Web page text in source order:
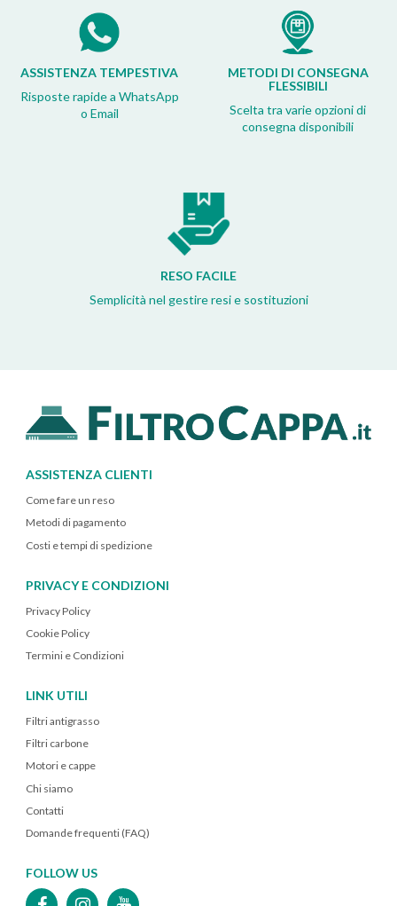
ASSISTENZA TEMPESTIVA
Risposte rapide a WhatsApp
o Email
METODI DI CONSEGNA
FLESSIBILI
Scelta tra varie opzioni di
consegna disponibili
RESO FACILE
Semplicità nel gestire resi e sostituzioni
ASSISTENZA CLIENTI
Come fare un reso
Metodi di pagamento
Costi e tempi di spedizione
PRIVACY E CONDIZIONI
Privacy Policy
Cookie Policy
Termini e Condizioni
LINK UTILI
Filtri antigrasso
Filtri carbone
Motori e cappe
Chi siamo
Contatti
Domande frequenti (FAQ)
FOLLOW US